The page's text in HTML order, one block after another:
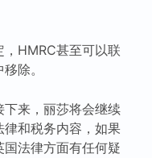
HMRC甚至可以联
除。
来，丽莎将会继续
和税务内容，如果
法律方面有任何疑